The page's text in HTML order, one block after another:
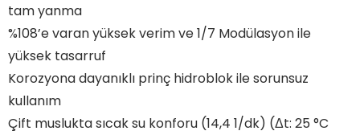
tam yanma
%108’e varan yüksek verim ve 1/7 Modülasyon ile
yüksek tasarruf
Korozyona dayanıklı prinç hidroblok ile sorunsuz
kullanım
Çift muslukta sıcak su konforu (14,4 1/dk) (Δt: 25 °C